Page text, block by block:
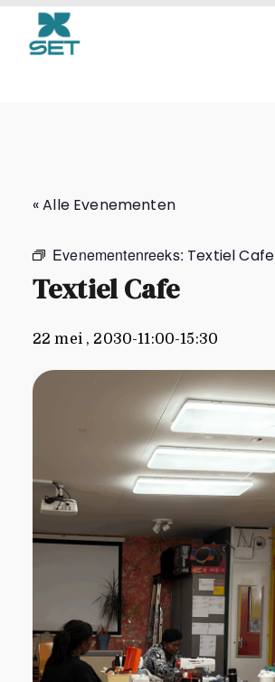
Textiel Cafe
« Alle Evenementen
Evenementenreeks: Textiel Cafe
Textiel Cafe
22 mei , 2030-11:00-15:30